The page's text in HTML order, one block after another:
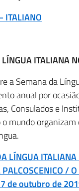
ITALIANO
ITALIANA
a Semana da
anual por
Consulados e
o mundo
LÍNGUA
PALCOSCENICO /
de outubro de